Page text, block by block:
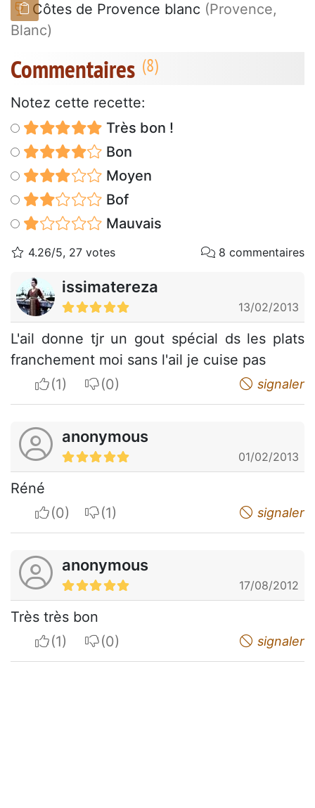
Côtes de Provence blanc (Provence,
Blanc)
Commentaires
Notez cette recette:
Très bon !
Bon
Moyen
Bof
Mauvais
4.26/5, 27 votes 8 commentaires
issimatereza
13/02/2013
L'ail donne tjr un gout spécial ds les plats
franchement moi sans l'ail je cuise pas
I apreciateI do not appreciate signaler
anonymous
01/02/2013
Réné
I apreciateI do not appreciate signaler
anonymous
17/08/2012
Très très bon
I apreciateI do not appreciate signaler